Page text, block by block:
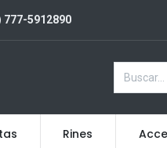
777-5912890
Rines